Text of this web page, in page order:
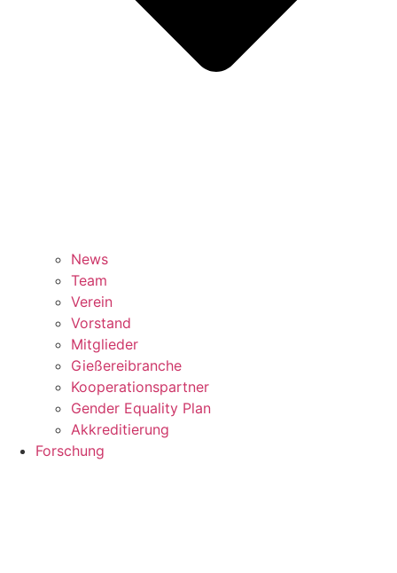
News
Team
Verein
Vorstand
Mitglieder
Gießereibranche
Kooperationspartner
Gender Equality Plan
Akkreditierung
Forschung